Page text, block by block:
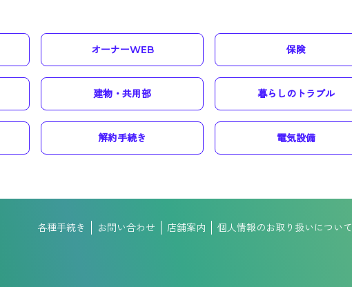
オーナーWEB 保険
建物・共用部 暮らしのトラブル
解約手続き 電気設備
各種手続き お問い合わせ 店舗案内 個人情報のお取り扱いについて